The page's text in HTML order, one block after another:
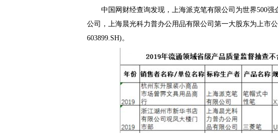
中国网财经查询发现，上海派克笔有限公司为世界500强
公司，上海晨光科力普办公用品有限公司第一大股东为上市
603899.SH)。